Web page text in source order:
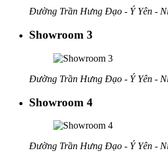
Đường Trần Hưng Đạo - Ý Yên -
Showroom 3
Đường Trần Hưng Đạo - Ý Yên -
Showroom 4
Đường Trần Hưng Đạo - Ý Yên -